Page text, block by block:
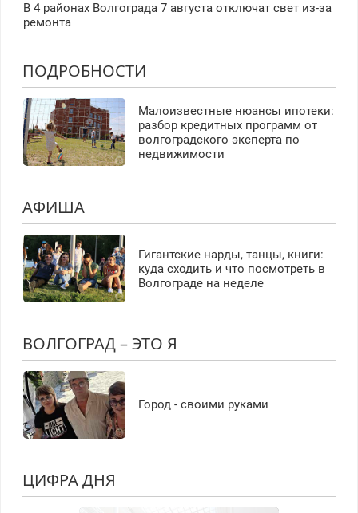
В 4 районах Волгограда 7 августа отключат свет из-за
ремонта
ПОДРОБНОСТИ
Малоизвестные нюансы ипотеки:
разбор кредитных программ от
волгоградского эксперта по
недвижимости
АФИША
Гигантские нарды, танцы, книги:
куда сходить и что посмотреть в
Волгограде на неделе
ВОЛГОГРАД – ЭТО Я
Город - своими руками
ЦИФРА ДНЯ